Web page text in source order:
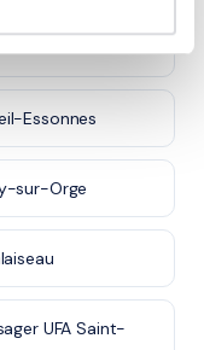
Essonnes
sur-Orge
UFA Saint-